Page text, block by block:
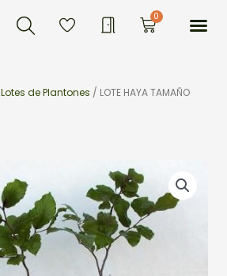
Buscar 0Carrito
Lotes de Plantones / LOTE HAYA TAMAÑO